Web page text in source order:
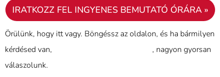
IRATKOZZ FEL INGYENES BEMUTATÓ ÓRÁRA »
Örülünk, hogy itt vagy. Böngéssz az oldalon, és ha bármilyen
kérdésed van,
, nagyon gyorsan
válaszolunk.